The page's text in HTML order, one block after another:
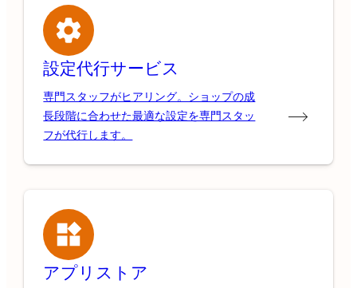
設定代行サービス
専門スタッフがヒアリング。ショップの成
長段階に合わせた最適な設定を専門スタッ
フが代行します。
アプリストア